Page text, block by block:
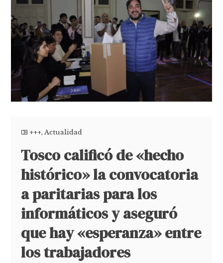
+++,Actualidad
Tosco calificó de «hecho
histórico» la convocatoria
a paritarias para los
informáticos y aseguró
que hay «esperanza» entre
los trabajadores